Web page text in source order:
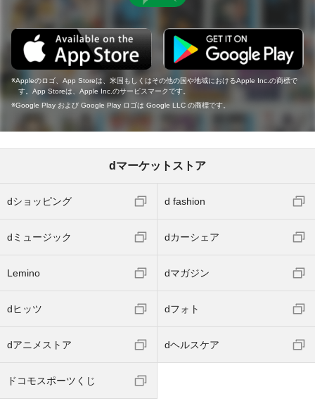
Appleのロゴ、App Storeは、米国もしくはその他の国や地域におけるApple Inc.の商標で
す。App Storeは、Apple Inc.のサービスマークです。
Google Play および Google Play ロゴは Google LLC の商標です。
dマーケットストア
dショッピング d fashion
dミュージック dカーシェア
Lemino dマガジン
dヒッツ dフォト
dアニメストア dヘルスケア
ドコモスポーツくじ